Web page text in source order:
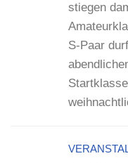
stiegen
S-Paar